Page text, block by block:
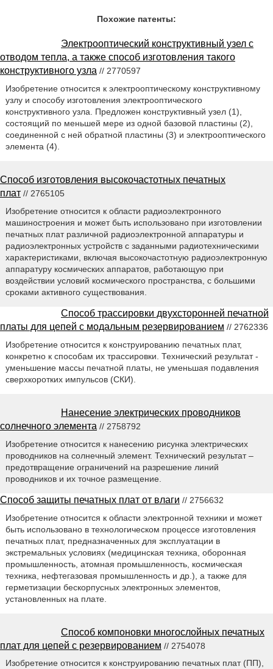
Похожие патенты:
Электрооптический конструктивный узел с
отводом тепла, а также способ изготовления такого
конструктивного узла // 2770597
Изобретение относится к электрооптическому конструктивному
узлу и способу изготовления электрооптического
конструктивного узла. Предложен конструктивный узел (1),
состоящий по меньшей мере из одной базовой пластины (2),
соединенной с ней обратной пластины (3) и электрооптического
элемента (4).
Способ изготовления высокочастотных печатных
плат // 2765105
Изобретение относится к области радиоэлектронного
машиностроения и может быть использовано при изготовлении
печатных плат различной радиоэлектронной аппаратуры и
радиоэлектронных устройств с заданными радиотехническими
характеристиками, включая высокочастотную радиоэлектронную
аппаратуру космических аппаратов, работающую при
воздействии условий космического пространства, с большими
сроками активного существования.
Способ трассировки двухсторонней печатной
платы для цепей с модальным резервированием // 2762336
Изобретение относится к конструированию печатных плат,
конкретно к способам их трассировки. Технический результат -
уменьшение массы печатной платы, не уменьшая подавления
сверхкоротких импульсов (СКИ).
Нанесение электрических проводников
солнечного элемента // 2758792
Изобретение относится к нанесению рисунка электрических
проводников на солнечный элемент. Технический результат –
предотвращение ограничений на разрешение линий
проводников и их точное размещение.
Способ защиты печатных плат от влаги // 2756632
Изобретение относится к области электронной техники и может
быть использовано в технологическом процессе изготовления
печатных плат, предназначенных для эксплуатации в
экстремальных условиях (медицинская техника, оборонная
промышленность, атомная промышленность, космическая
техника, нефтегазовая промышленность и др.), а также для
герметизации бескорпусных электронных элементов,
установленных на плате.
Способ компоновки многослойных печатных
плат для цепей с резервированием // 2754078
Изобретение относится к конструированию печатных плат (ПП),